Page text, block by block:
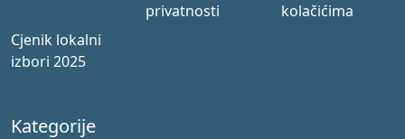
privatnosti
kolačićima
Cjenik lokalni
izbori 2025
Kategorije